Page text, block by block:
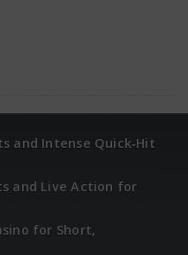
and Intense Quick‑Hit
and Live Action for
for Short,